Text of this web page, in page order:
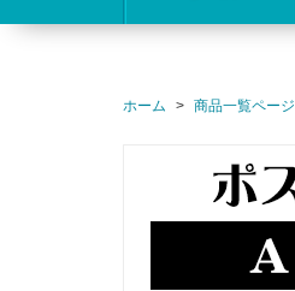
ホーム 商品一覧ページ